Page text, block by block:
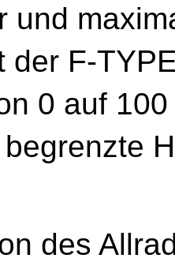
und
der F-
0 auf
des